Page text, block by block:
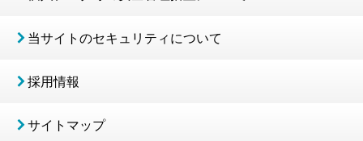
当サイトのセキュリティについて
採用情報
サイトマップ